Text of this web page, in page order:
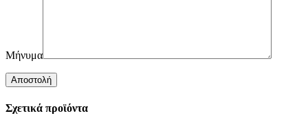
Μήνυμα
Σχετικά προϊόντα